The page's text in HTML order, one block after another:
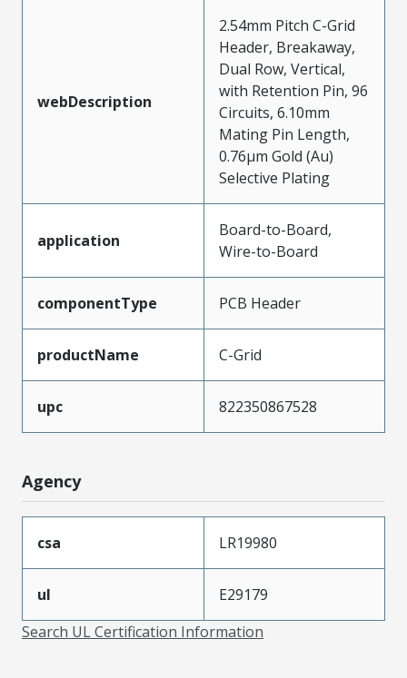
webDescription
2.54mm Pitch C-Grid
Header, Breakaway,
Dual Row, Vertical,
with Retention Pin, 96
Circuits, 6.10mm
Mating Pin Length,
0.76µm Gold (Au)
Selective Plating
application
Board-to-Board,
Wire-to-Board
componentType PCB Header
productName C-Grid
upc 822350867528
Agency
csa LR19980
ul
E29179
Search UL Certification Information